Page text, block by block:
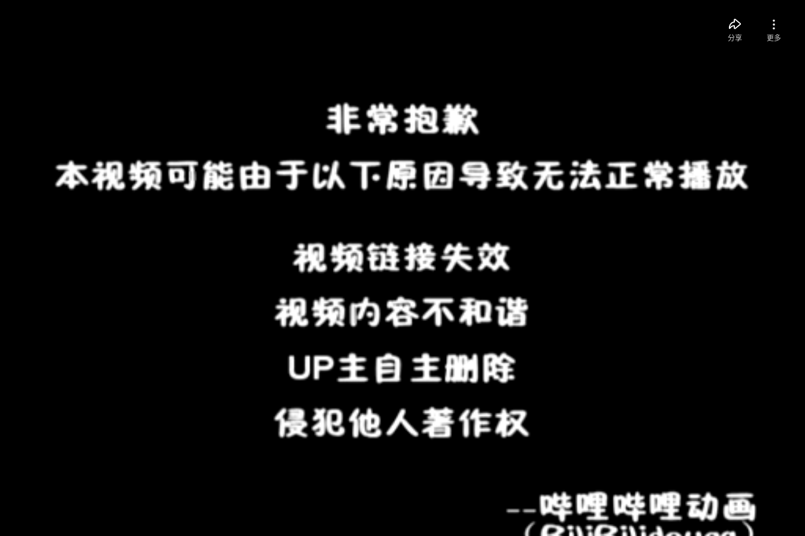
分享 更多